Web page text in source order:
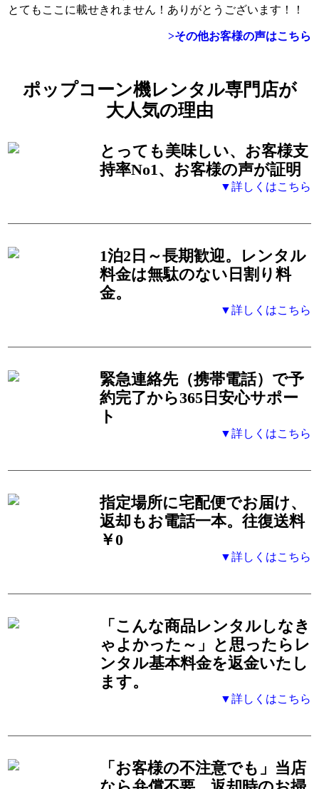
とてもここに載せきれません！ありがとうございます！！
>その他お客様の声はこちら
ポップコーン機レンタル専門店が
大人気の理由
とっても美味しい、お客様支
持率No1、お客様の声が証明
▼詳しくはこちら
1泊2日～長期歓迎。レンタル
料金は無駄のない日割り料
金。
▼詳しくはこちら
緊急連絡先（携帯電話） で予
約完了から365日安心サポー
ト
▼詳しくはこちら
指定場所に宅配便でお届け、
返却もお電話一本。往復送料
￥0
▼詳しくはこちら
「こんな商品レンタルしなき
ゃよかった～」と思ったらレ
ンタル基本料金を返金いたし
ます。
▼詳しくはこちら
「お客様の不注意でも」 当店